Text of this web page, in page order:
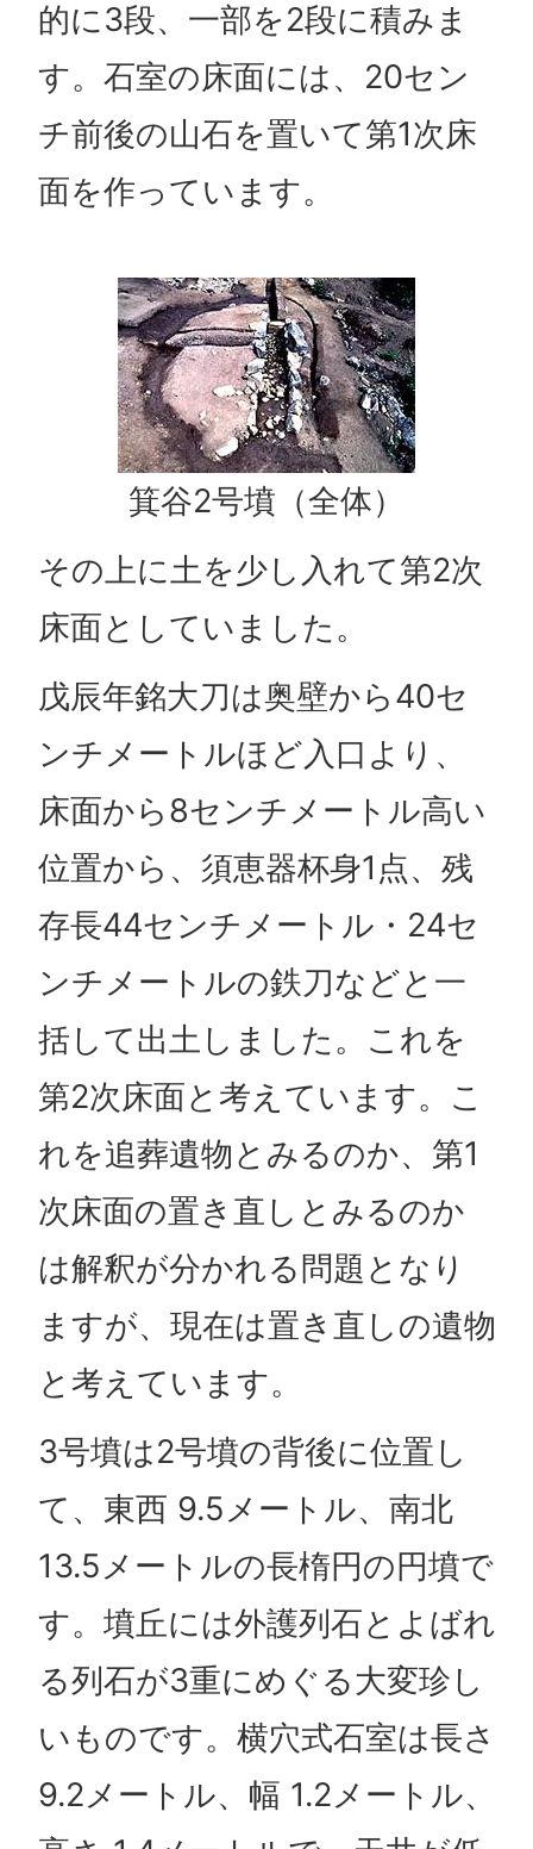
的に3段、一部を2段に積みま
す。石室の床面には、20セン
チ前後の山石を置いて第1次床
面を作っています。
箕谷2号墳（全体）
その上に土を少し入れて第2次
床面としていました。
戊辰年銘大刀は奥壁から40セ
ンチメートルほど入口より、
床面から8センチメートル高い
位置から、須恵器杯身1点、残
存長44センチメートル・24セ
ンチメートルの鉄刀などと一
括して出土しました。これを
第2次床面と考えています。こ
れを追葬遺物とみるのか、第1
次床面の置き直しとみるのか
は解釈が分かれる問題となり
ますが、現在は置き直しの遺物
と考えています。
3号墳は2号墳の背後に位置し
て、東西 9.5メートル、南北
13.5メートルの長楕円の円墳で
す。墳丘には外護列石とよばれ
る列石が3重にめぐる大変珍し
いものです。横穴式石室は長さ
9.2メートル、幅 1.2メートル、